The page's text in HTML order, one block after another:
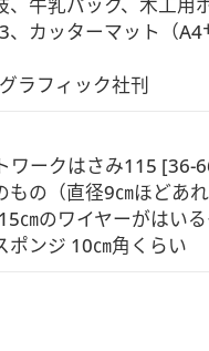
牛乳パック、木工
カッターマット（
ラフィック社刊
ークはさみ115 [36-
の（直径9㎝ほどあ
㎝のワイヤーがはい
ンジ 10㎝角くらい